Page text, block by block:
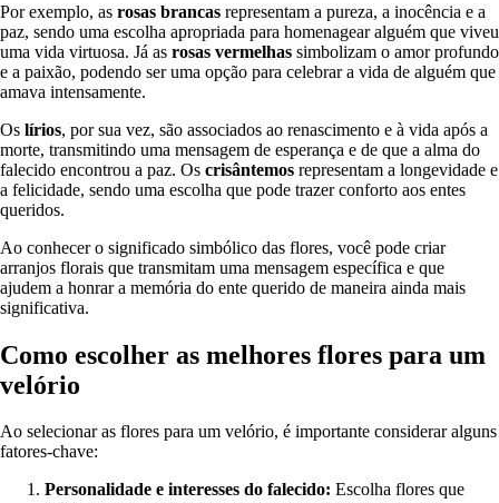
Por exemplo, as rosas brancas representam a pureza, a inocência e a
paz, sendo uma escolha apropriada para homenagear alguém que viveu
uma vida virtuosa. Já as rosas vermelhas simbolizam o amor profundo
e a paixão, podendo ser uma opção para celebrar a vida de alguém que
amava intensamente.
Os lírios, por sua vez, são associados ao renascimento e à vida após a
morte, transmitindo uma mensagem de esperança e de que a alma do
falecido encontrou a paz. Os crisântemos representam a longevidade e
a felicidade, sendo uma escolha que pode trazer conforto aos entes
queridos.
Ao conhecer o significado simbólico das flores, você pode criar
arranjos florais que transmitam uma mensagem específica e que
ajudem a honrar a memória do ente querido de maneira ainda mais
significativa.
Como escolher as melhores flores para um
velório
Ao selecionar as flores para um velório, é importante considerar alguns
fatores-chave:
Personalidade e interesses do falecido: Escolha flores que